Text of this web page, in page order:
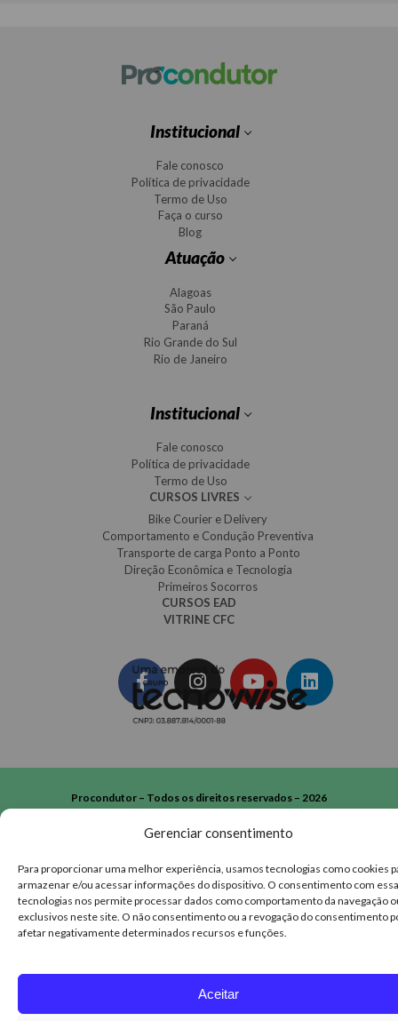
Gerenciar consentimento
Para proporcionar uma melhor experiência, usamos tecnologias como cookies
armazenar e/ou acessar informações do dispositivo. O consentimento com
tecnologias nos permite processar dados como comportamento da navegação
exclusivos neste site. O não consentimento ou a revogação do consentimento
afetar negativamente determinados recursos e funções.
Aceitar
Institucional
Fale conosco
Política de privacidade
Termo de Uso
Faça o curso
Blog
Atuação
Alagoas
São Paulo
Paraná
Rio Grande do Sul
Rio de Janeiro
Institucional
Fale conosco
Política de privacidade
Termo de Uso
CURSOS LIVRES
Bike Courier e Delivery
Comportamento e Condução Preventiva
Transporte de carga Ponto a Ponto
Direção Econômica e Tecnologia
Primeiros Socorros
CURSOS EAD
VITRINE CFC
Procondutor – Todos os direitos reservados – 2026